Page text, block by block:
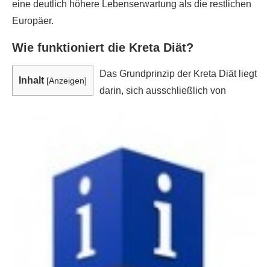
eine deutlich höhere Lebenserwartung als die restlichen
Europäer.
Wie funktioniert die Kreta Diät?
Inhalt [Anzeigen]
Das Grundprinzip der Kreta Diät liegt
darin, sich ausschließlich von